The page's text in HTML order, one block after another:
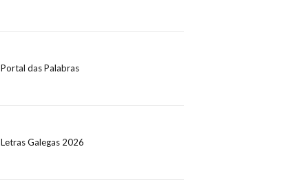
Portal das Palabras
Letras Galegas 2026